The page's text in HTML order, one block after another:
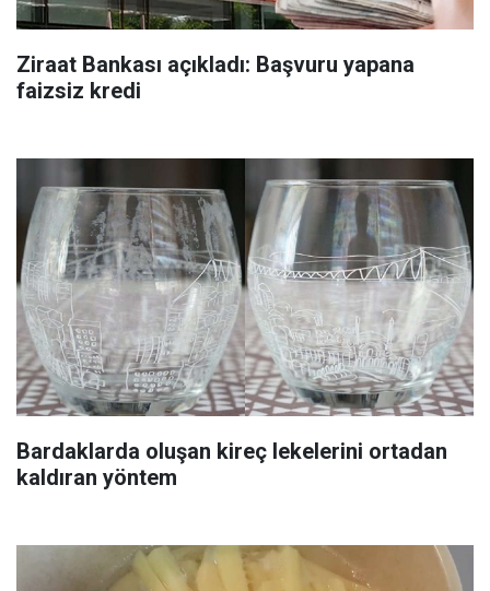
Ziraat Bankası açıkladı: Başvuru yapana
faizsiz kredi
Bardaklarda oluşan kireç lekelerini ortadan
kaldıran yöntem